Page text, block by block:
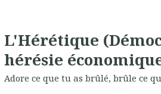
L'Hérétique
hérésie
Adore ce que tu as brûlé, brûle ce